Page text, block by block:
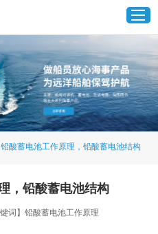
铅酸蓄电池工作原理，铅酸蓄电池结构
，铅酸蓄电池结构
键词】铅酸蓄电池工作原理